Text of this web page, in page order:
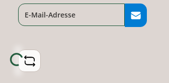
Loading...